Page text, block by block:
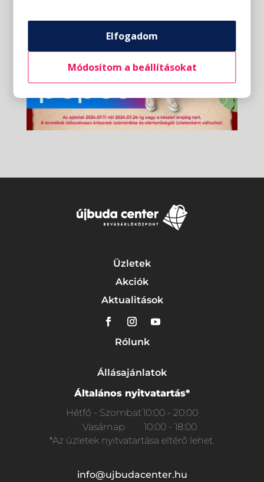
Üzletek
Akciók
Aktualitások
Rólunk
Állásajánlatok
Általános nyitvatartás*
Hétfő - Szombat10:00 - 20:00
Vasárnap
10:00 - 18:00
*Az üzletek nyitvatartása eltérő lehet.
info@ujbudacenter.hu
Elfogadom
Módosítom a beállításokat